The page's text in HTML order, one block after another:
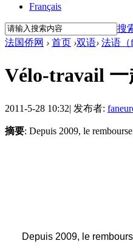
Français
搜
法国侨网 › 首页 ›双语› 法语（
Vélo-travail 一
2011-5-28 10:32| 发布者:
摘要: Depuis 2009, le
Depuis 2009, le